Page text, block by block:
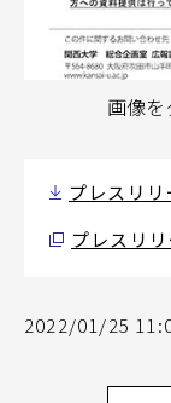
画像
プレスリリ
プレスリ
2022/01/25